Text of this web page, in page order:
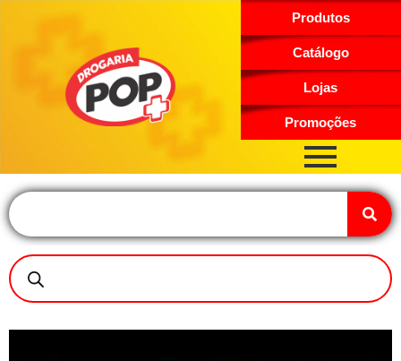
Produtos
Catálogo
Lojas
Promoções